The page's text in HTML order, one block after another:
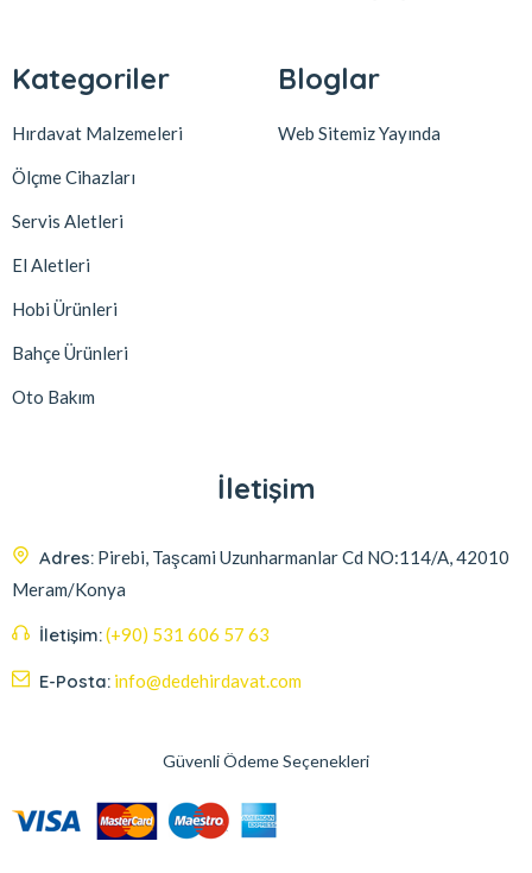
Kategoriler
Hırdavat Malzemeleri
Ölçme Cihazları
Servis Aletleri
El Aletleri
Hobi Ürünleri
Bahçe Ürünleri
Oto Bakım
Bloglar
Web Sitemiz Yayında
İletişim
Adres: Pirebi, Taşcami Uzunharmanlar Cd NO:114/A, 42010
Meram/Konya
İletişim:(+90) 531 606 57 63
E-Posta: info@dedehirdavat.com
Güvenli Ödeme Seçenekleri